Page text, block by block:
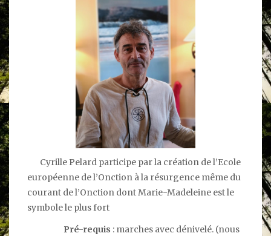
Cyrille Pelard participe par la création de l’Ecole
européenne de l’Onction à la résurgence même du
courant de l’Onction dont Marie-Madeleine est le
symbole le plus fort
Pré-requis : marches avec dénivelé. (nous